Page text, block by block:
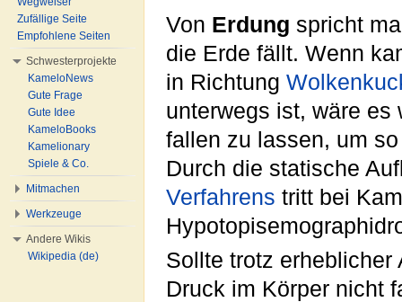
Von Erdung spricht
die Erde fällt. Wenn
in Richtung Wolken
unterwegs ist, wäre
fallen zu lassen, um
Durch die statische
Verfahrens tritt bei
Sollte trotz erheblicher
Druck im Körper nicht
Zufällige Seite
Empfohlene Seiten
Schwesterprojekte
KameloNews
Gute Frage
Gute Idee
KameloBooks
Kamelionary
Spiele & Co.
Mitmachen
Werkzeuge
Andere Wikis
Wikipedia (de)